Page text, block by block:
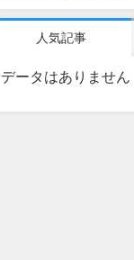
人気記事
データはありません